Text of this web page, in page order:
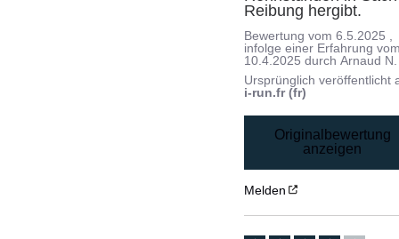
Reibung hergibt.
Bewertung vom6.5.2025
infolge einer Erfahrung
10.4.2025 durchArnaud N.
Ursprünglich veröffentlicht
i-run.fr (fr)
Originalbewertung
anzeigen
Melden